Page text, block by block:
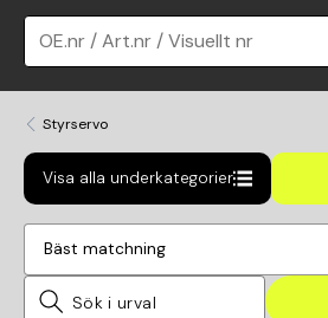
OE.nr / Art.nr / Visuellt nr
Styrservo
Visa alla underkategorier
Bäst matchning